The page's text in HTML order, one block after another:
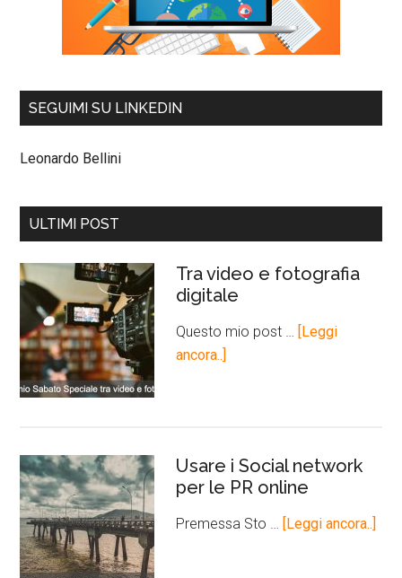
SEGUIMI SU LINKEDIN
Leonardo Bellini
ULTIMI POST
Tra video e fotografia
digitale
Questo mio post … [Leggi
ancora..]
Usare i Social network
per le PR online
Premessa Sto … [Leggi ancora..]